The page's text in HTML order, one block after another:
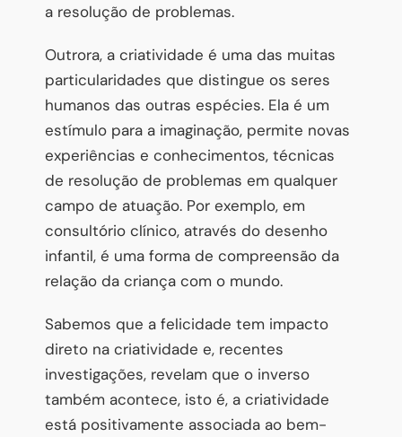
a resolução de problemas.
Outrora, a criatividade é uma das muitas
particularidades que distingue os seres
humanos das outras espécies. Ela é um
estímulo para a imaginação, permite novas
experiências e conhecimentos, técnicas
de resolução de problemas em qualquer
campo de atuação. Por exemplo, em
consultório clínico, através do desenho
infantil, é uma forma de compreensão da
relação da criança com o mundo.
Sabemos que a felicidade tem impacto
direto na criatividade e, recentes
investigações, revelam que o inverso
também acontece, isto é, a criatividade
está positivamente associada ao bem-